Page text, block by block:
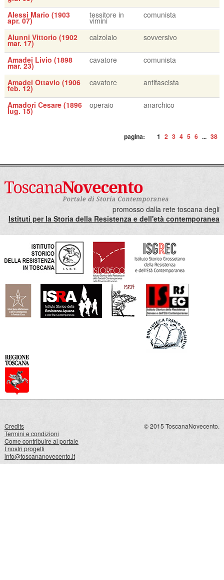
Alessi Mario (1903
apr. 07)
tessitore in
vimini
comunista
Alunni Vittorio (1902
mar. 17)
calzolaio sovversivo
Amadei Livio (1898
mar. 23)
cavatore comunista
Amadei Ottavio (1906
feb. 12)
cavatore antifascista
Amadori Cesare (1896
lug. 15)
operaio anarchico
pagina: 1 2 3 4 5 6 ... 38
promosso dalla rete toscana degli
Istituti per la Storia della Resistenza e dell'età contemporanea
Credits
Termini e condizioni
Come contribuire al portale
I nostri progetti
info@toscananovecento.it
© 2015 ToscanaNovecento.